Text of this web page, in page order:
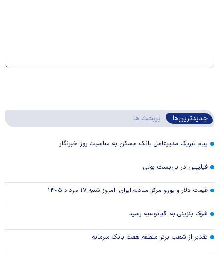
جدیدترین‌ها پربحث ها
پیام تبریک مدیرعامل بانک مسکن به مناسبت روز خبرنگار
فیلیپین در بن‌بست پولی
قیمت دلار و یورو مرکز مبادله ایران؛ امروز شنبه ۱۷ مرداد ۱۴۰۵
شوک بنزینی به اقیانوسیه رسید
تقدیر از شعب برتر منطقه هفت بانک سرمایه